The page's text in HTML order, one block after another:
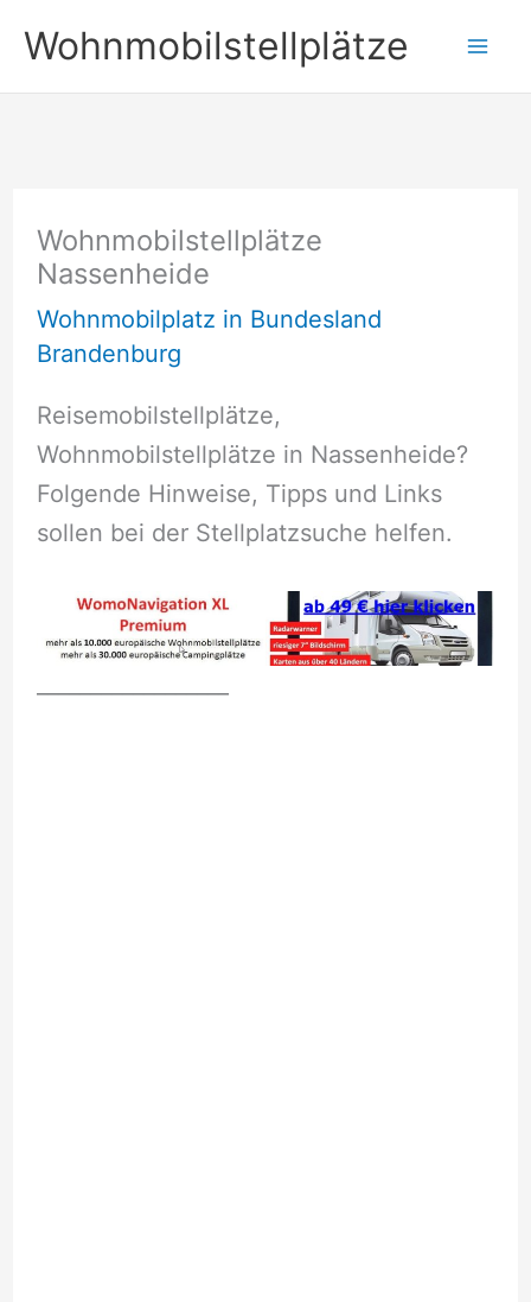
Inhalt
springen
Wohnmobilstellplätze
Wohnmobilstellplätze
Nassenheide
Wohnmobilplatz in Bundesland
Brandenburg
Reisemobilstellplätze,
Wohnmobilstellplätze in Nassenheide?
Folgende Hinweise, Tipps und Links
sollen bei der Stellplatzsuche helfen.